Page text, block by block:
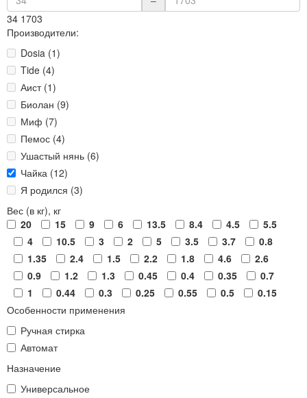
34 1703
Производители:
Dosia (1)
Tide (4)
Аист (1)
Биолан (9)
Миф (7)
Пемос (4)
Ушастый нянь (6)
Чайка (12)
Я родился (3)
Вес (в кг), кг
20
15 9 6 13.5 8.4 4.5
5.5
4
10.5 3 2 5 3.5 3.7
0.8
1.35
2.4 1.5 2.2 1.8 4.6
2.6
0.9
1.2 1.3 0.45 0.4 0.35
0.7
1
0.44 0.3 0.25 0.55 0.5
0.15
Особенности применения
Ручная стирка
Автомат
Назначение
Универсальное